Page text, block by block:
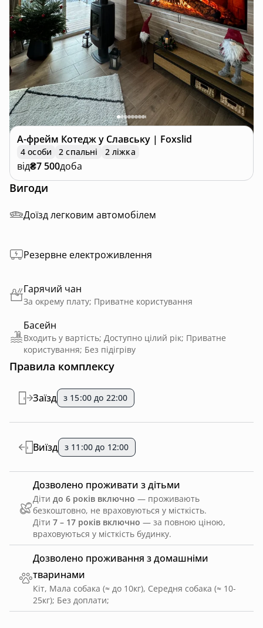
А-фрейм Котедж у Славську | Foxslid
4 особи 2 спальні 2 ліжка
від₴7 500доба
Вигоди
Доїзд легковим автомобілем
Резервне електроживлення
Гарячий чан
За окрему плату; Приватне користування
Басейн
Входить у вартість; Доступно цілий рік; Приватне
користування; Без підігріву
Правила комплексу
Дозволено проживання з домашніми
тваринами
Кіт, Мала собака (≈ до 10кг), Середня собака (≈ 10-
25кг); Без доплати;
Заїзд з 15:00 до 22:00
Виїзд з 11:00 до 12:00
Дозволено проживати з дітьми
Діти до 6 років включно — проживають
безкоштовно, не враховуються у місткість.
Діти 7 – 17 років включно — за повною ціною,
враховуються у місткість будинку.